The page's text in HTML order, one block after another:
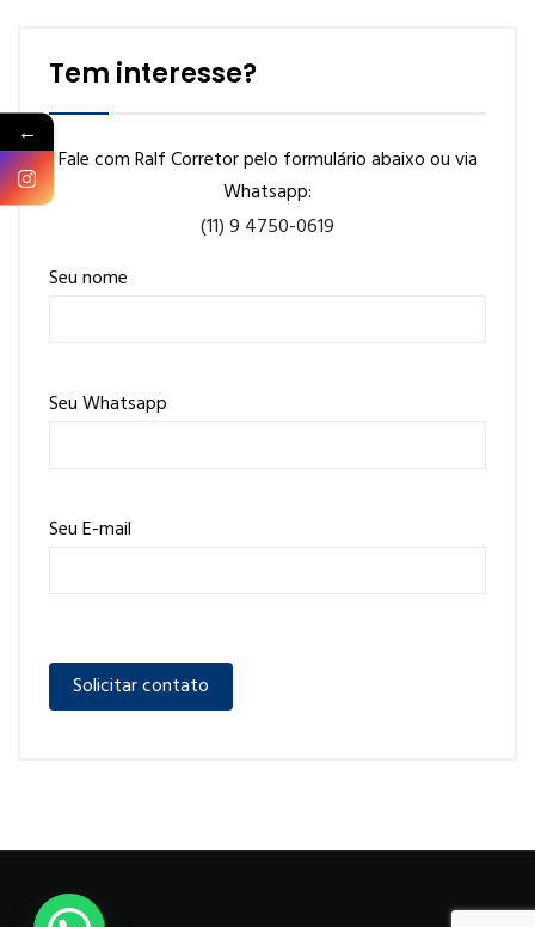
Tem interesse?
Fale com Ralf Corretor pelo formulário abaixo ou via
Whatsapp:
(11) 9 4750-0619
Seu nome
Seu Whatsapp
Seu E-mail
←